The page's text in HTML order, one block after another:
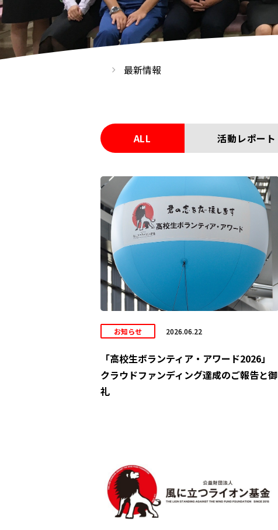
最新情報
ALL 活動レポート
お知らせ 2026.06.22
「高校生ボランティア・アワード2026」
クラウドファンディング達成のご報告と御
礼